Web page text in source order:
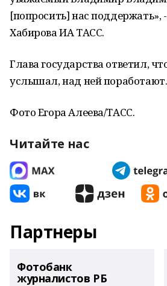
[попросить] нас поддержать»,
Хабирова ИА ТАСС.
Глава государства ответил,
услышал, над ней поработают.
Фото Егора Алеева/ТАСС.
Читайте нас
Партнеры
Фотобанк
журналистов РБ